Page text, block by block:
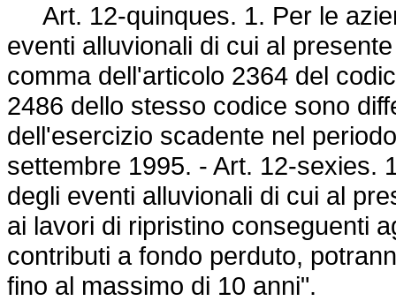
Art. 12-quinques. 1. Per le
eventi alluvionali di cui al
comma dell'articolo 2364 del
2486 dello stesso codice sono
dell'esercizio scadente nel
settembre 1995. - Art. 12-sexies.
degli eventi alluvionali di cui al
ai lavori di ripristino conseguenti
contributi a fondo perduto,
fino al massimo di 10 anni".